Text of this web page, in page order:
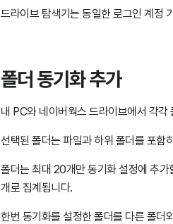
드라이브 탐색기는 동일한 로그인 계정
폴더 동기화 추가
내 PC와 네이버웍스 드라이브에서 각
선택된 폴더는 파일과 하위 폴더를 포함
폴더는 최대 20개만 동기화 설정에 추가
개로 집계됩니다.
한번 동기화를 설정한 폴더를 다른 폴더